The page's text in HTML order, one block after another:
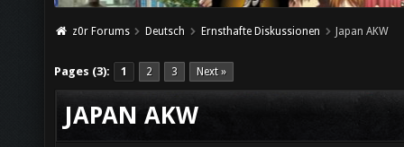
z0r Forums Deutsch Ernsthafte Diskussionen Japan AKW
Pages (3): 1 2 3 Next »
JAPAN AKW